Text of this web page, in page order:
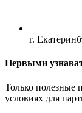
г.
Первыми
Только полезные
условиях для